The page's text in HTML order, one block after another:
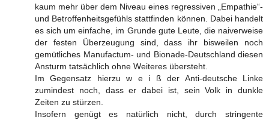
kaum mehr über dem Niveau eines regressiven „Empathie“-
und Betroffenheitsgefühls stattfinden können. Dabei handelt
es sich um einfache, im Grunde gute Leute, die naiverweise
der festen Überzeugung sind, dass ihr bisweilen noch
gemütliches Manufactum- und Bionade-Deutschland diesen
Ansturm tatsächlich ohne Weiteres übersteht.
Im Gegensatz hierzu w e i ß der Anti-deutsche Linke
zumindest noch, dass er dabei ist, sein Volk in dunkle
Zeiten zu stürzen.
Insofern genügt es natürlich nicht, durch stringente